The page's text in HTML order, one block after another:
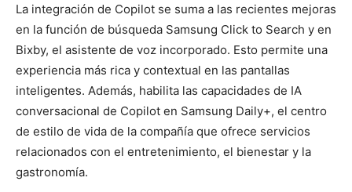
La integración de Copilot se suma a las recientes mejoras
en la función de búsqueda Samsung Click to Search y en
Bixby, el asistente de voz incorporado. Esto permite una
experiencia más rica y contextual en las pantallas
inteligentes. Además, habilita las capacidades de IA
conversacional de Copilot en Samsung Daily+, el centro
de estilo de vida de la compañía que ofrece servicios
relacionados con el entretenimiento, el bienestar y la
gastronomía.